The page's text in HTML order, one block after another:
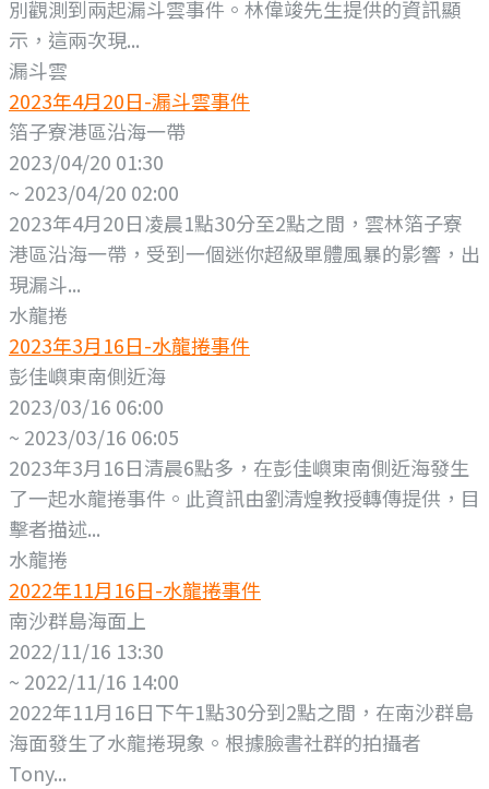
別觀測到兩起漏斗雲事件。林偉竣先生提供的資訊顯
示，這兩次現...
漏斗雲
2023年4月20日-漏斗雲事件
箔子寮港區沿海一帶
2023/04/20 01:30
~ 2023/04/20 02:00
2023年4月20日凌晨1點30分至2點之間，雲林箔子寮
港區沿海一帶，受到一個迷你超級單體風暴的影響，出
現漏斗...
水龍捲
2023年3月16日-水龍捲事件
彭佳嶼東南側近海
2023/03/16 06:00
~ 2023/03/16 06:05
2023年3月16日清晨6點多，在彭佳嶼東南側近海發生
了一起水龍捲事件。此資訊由劉清煌教授轉傳提供，目
擊者描述...
水龍捲
2022年11月16日-水龍捲事件
南沙群島海面上
2022/11/16 13:30
~ 2022/11/16 14:00
2022年11月16日下午1點30分到2點之間，在南沙群島
海面發生了水龍捲現象。根據臉書社群的拍攝者
Tony...